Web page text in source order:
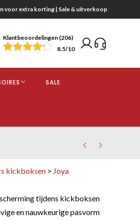
voor extra korting | Sale & uitverkoop
Klantbeoordelingen (206)
8.5/10
SALE
kickboksen > Joya
tijdens kickboksen
en nauwkeurige pasvorm